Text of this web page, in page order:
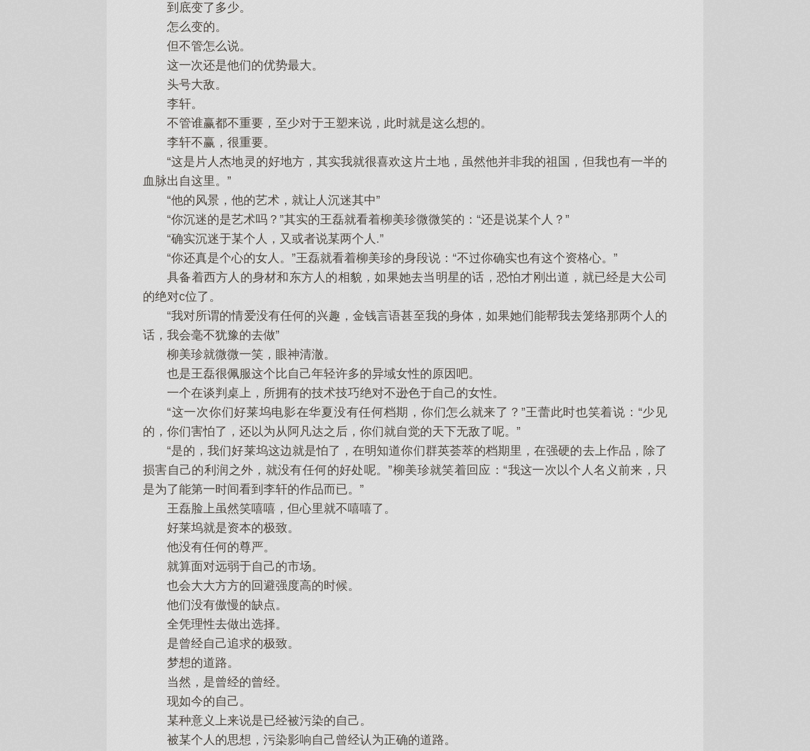
到底变了多少。
怎么变的。
但不管怎么说。
这一次还是他们的优势最大。
头号大敌。
李轩。
不管谁赢都不重要，至少对于王塑来说，此时就是这么想的。
李轩不赢，很重要。
“这是片人杰地灵的好地方，其实我就很喜欢这片土地，虽然他并非我的祖国，但我也有一半的
血脉出自这里。”
“他的风景，他的艺术，就让人沉迷其中”
“你沉迷的是艺术吗？”其实的王磊就看着柳美珍微微笑的：“还是说某个人？”
“确实沉迷于某个人，又或者说某两个人.”
“你还真是个心的女人。”王磊就看着柳美珍的身段说：“不过你确实也有这个资格心。”
具备着西方人的身材和东方人的相貌，如果她去当明星的话，恐怕才刚出道，就已经是大公司
的绝对c位了。
“我对所谓的情爱没有任何的兴趣，金钱言语甚至我的身体，如果她们能帮我去笼络那两个人的
话，我会毫不犹豫的去做”
柳美珍就微微一笑，眼神清澈。
也是王磊很佩服这个比自己年轻许多的异域女性的原因吧。
一个在谈判桌上，所拥有的技术技巧绝对不逊色于自己的女性。
“这一次你们好莱坞电影在华夏没有任何档期，你们怎么就来了？”王蕾此时也笑着说：“少见
的，你们害怕了，还以为从阿凡达之后，你们就自觉的天下无敌了呢。”
“是的，我们好莱坞这边就是怕了，在明知道你们群英荟萃的档期里，在强硬的去上作品，除了
损害自己的利润之外，就没有任何的好处呢。”柳美珍就笑着回应：“我这一次以个人名义前来，只
是为了能第一时间看到李轩的作品而已。”
王磊脸上虽然笑嘻嘻，但心里就不嘻嘻了。
好莱坞就是资本的极致。
他没有任何的尊严。
就算面对远弱于自己的市场。
也会大大方方的回避强度高的时候。
他们没有傲慢的缺点。
全凭理性去做出选择。
是曾经自己追求的极致。
梦想的道路。
当然，是曾经的曾经。
现如今的自己。
某种意义上来说是已经被污染的自己。
被某个人的思想，污染影响自己曾经认为正确的道路。